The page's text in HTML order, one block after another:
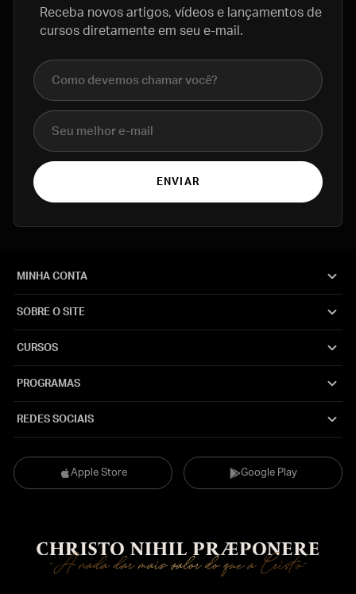
Receba novos artigos, vídeos e lançamentos de
cursos diretamente em seu e-mail.
Nome completo
E-mail
ENVIAR
Apple Store Google Play
MINHA CONTA
SOBRE O SITE
CURSOS
PROGRAMAS
REDES SOCIAIS